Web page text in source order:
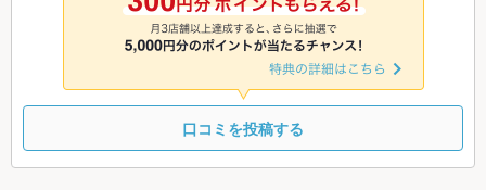
◎ ◎ ◎ ◎
口コミを投稿する